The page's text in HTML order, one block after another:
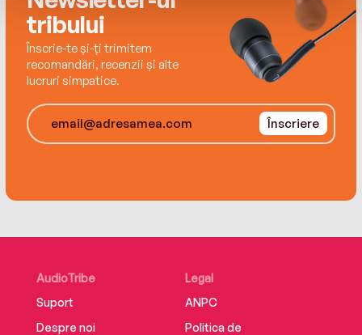
tribului
Înscrie-te și-ți trimitem
recomandări, recenzii și alte
lucruri simpatice.
Înscriere
AudioTribe
Suport
Despre noi
Legal
ANPC
Politica de